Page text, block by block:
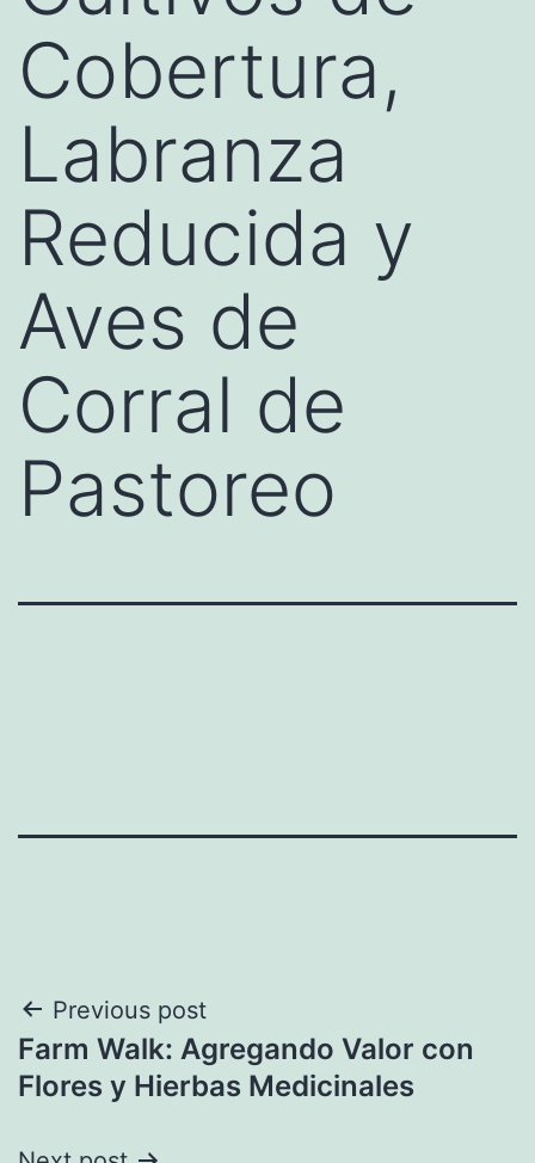
Cobertura,
Labranza
Reducida y
Aves de
Corral de
Pastoreo
Navegación
de
Previous post
Farm Walk: Agregando Valor con
Flores y Hierbas Medicinales